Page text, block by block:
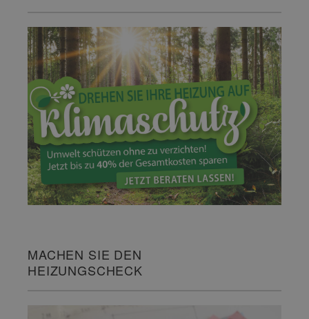
MACHEN SIE DEN
HEIZUNGSCHECK